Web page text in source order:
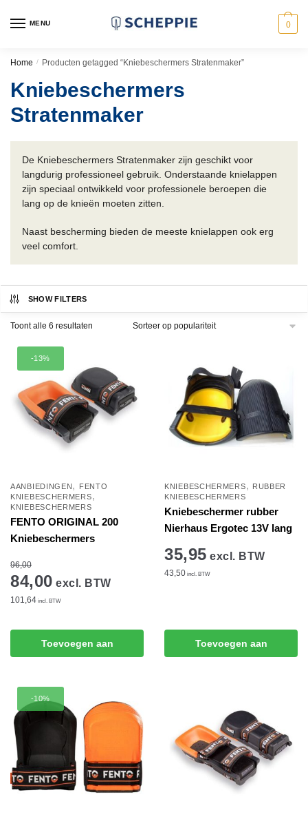
MENU 0
Home / Producten getagged “Kniebeschermers Stratenmaker”
Kniebeschermers
Stratenmaker
De Kniebeschermers Stratenmaker zijn geschikt voor
langdurig professioneel gebruik. Onderstaande knielappen
zijn speciaal ontwikkeld voor professionele beroepen die
lang op de knieën moeten zitten.
Naast bescherming bieden de meeste knielappen ook erg
veel comfort.
SHOW FILTERS
Toont alle 6 resultaten Gesorteerd
-13%
AANBIEDINGEN ,
FENTO
KNIEBESCHERMERS,
KNIEBESCHERMERS
FENTO ORIGINAL 200
Kniebeschermers
96,00
84,00 excl. BTW
101,64 incl. BTW
Toevoegen aan
KNIEBESCHERMERS,
RUBBER
KNIEBESCHERMERS
Kniebeschermer rubber
Nierhaus Ergotec 13V lang
35,95 excl. BTW
43,50 incl. BTW
Toevoegen aan
-10%